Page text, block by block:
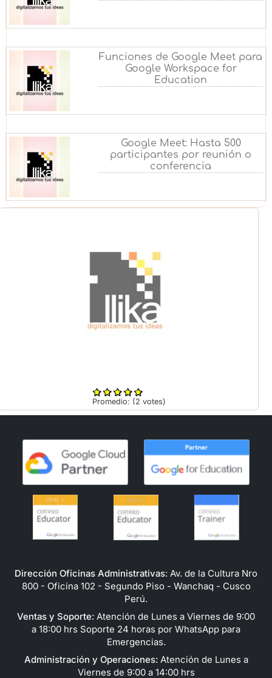
Funciones de Google Meet para
Google Workspace for
Education
Google Meet: Hasta 500
participantes por reunión o
conferencia
Promedio: (2 votes)
Dirección Oficinas Administrativas: Av. de la Cultura Nro
800 - Oficina 102 - Segundo Piso - Wanchaq - Cusco
Perú.
Ventas y Soporte: Atención de Lunes a Viernes de 9:00
a 18:00 hrs Soporte 24 horas por WhatsApp para
Emergencias.
Administración y Operaciones:Atención de Lunes a
Viernes de 9:00 a 14:00 hrs